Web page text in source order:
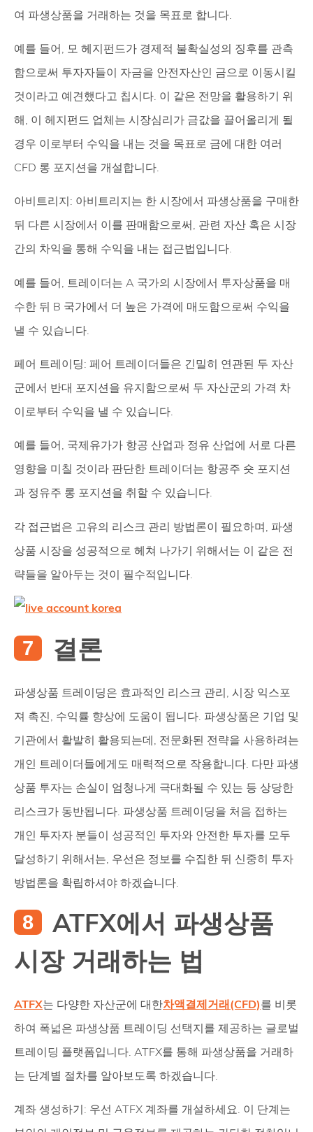
여 파생상품을 거래하는 것을 목표로 합니다.
예를 들어, 모 헤지펀드가 경제적 불확실성의 징후를 관측
함으로써 투자자들이 자금을 안전자산인 금으로 이동시킬
것이라고 예견했다고 칩시다. 이 같은 전망을 활용하기 위
해, 이 헤지펀드 업체는 시장심리가 금값을 끌어올리게 될
경우 이로부터 수익을 내는 것을 목표로 금에 대한 여러
CFD 롱 포지션을 개설합니다.
아비트리지: 아비트리지는 한 시장에서 파생상품을 구매한
뒤 다른 시장에서 이를 판매함으로써, 관련 자산 혹은 시장
간의 차익을 통해 수익을 내는 접근법입니다.
예를 들어, 트레이더는 A 국가의 시장에서 투자상품을 매
수한 뒤 B 국가에서 더 높은 가격에 매도함으로써 수익을
낼 수 있습니다.
페어 트레이딩: 페어 트레이더들은 긴밀히 연관된 두 자산
군에서 반대 포지션을 유지함으로써 두 자산군의 가격 차
이로부터 수익을 낼 수 있습니다.
예를 들어, 국제유가가 항공 산업과 정유 산업에 서로 다른
영향을 미칠 것이라 판단한 트레이더는 항공주 숏 포지션
과 정유주 롱 포지션을 취할 수 있습니다.
각 접근법은 고유의 리스크 관리 방법론이 필요하며, 파생
상품 시장을 성공적으로 헤쳐 나가기 위해서는 이 같은 전
략들을 알아두는 것이 필수적입니다.
결론
파생상품 트레이딩은 효과적인 리스크 관리, 시장 익스포
져 촉진, 수익률 향상에 도움이 됩니다. 파생상품은 기업 및
기관에서 활발히 활용되는데, 전문화된 전략을 사용하려는
개인 트레이더들에게도 매력적으로 작용합니다. 다만 파생
상품 투자는 손실이 엄청나게 극대화될 수 있는 등 상당한
리스크가 동반됩니다. 파생상품 트레이딩을 처음 접하는
개인 투자자 분들이 성공적인 투자와 안전한 투자를 모두
달성하기 위해서는, 우선은 정보를 수집한 뒤 신중히 투자
방법론을 확립하셔야 하겠습니다.
ATFX에서 파생상품
시장 거래하는 법
ATFX는 다양한 자산군에 대한차액결제거래(CFD)를 비롯
하여 폭넓은 파생상품 트레이딩 선택지를 제공하는 글로벌
트레이딩 플랫폼입니다. ATFX를 통해 파생상품을 거래하
는 단계별 절차를 알아보도록 하겠습니다.
계좌 생성하기: 우선 ATFX 계좌를 개설하세요. 이 단계는